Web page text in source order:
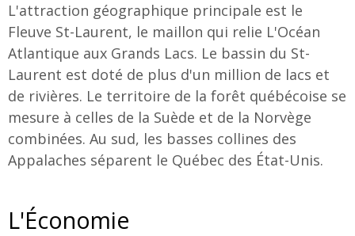
L'attraction géographique principale est le
Fleuve St-Laurent, le maillon qui relie L'Océan
Atlantique aux Grands Lacs. Le bassin du St-
Laurent est doté de plus d'un million de lacs et
de rivières. Le territoire de la forêt québécoise se
mesure à celles de la Suède et de la Norvège
combinées. Au sud, les basses collines des
Appalaches séparent le Québec des État-Unis.
L'Économie